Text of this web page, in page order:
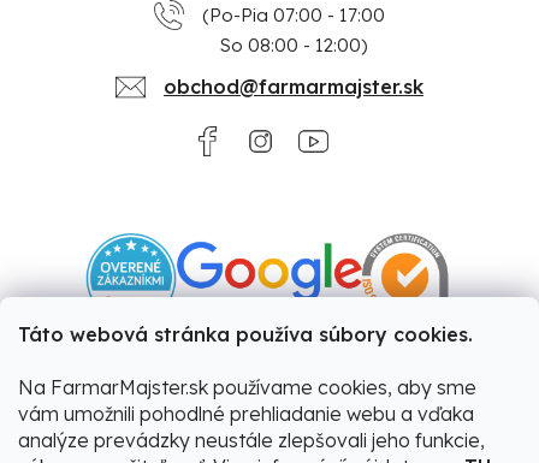
Táto webová stránka používa súbory cookies.
Na FarmarMajster.sk používame cookies, aby sme
vám umožnili pohodlné prehliadanie webu a vďaka
analýze prevádzky neustále zlepšovali jeho funkcie,
(Po-Pia 07:00 - 17:00
So 08:00 - 12:00)
obchod@farmarmajster.sk